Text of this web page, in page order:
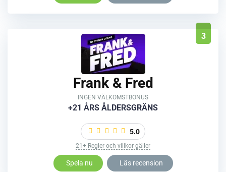
3
Frank & Fred
INGEN VÄLKOMSTBONUS
+21 ÅRS ÅLDERSGRÄNS
5.0
21+ Regler och villkor gäller
Spela nu Läs recension